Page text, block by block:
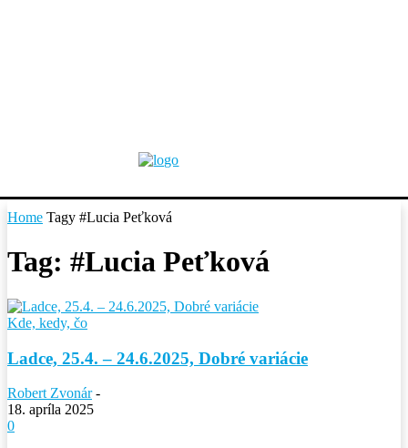
Home Tagy #Lucia Peťková
Tag: #Lucia Peťková
Kde, kedy, čo
Ladce, 25.4. – 24.6.2025, Dobré variácie
Robert Zvonár -
18. apríla 2025
0